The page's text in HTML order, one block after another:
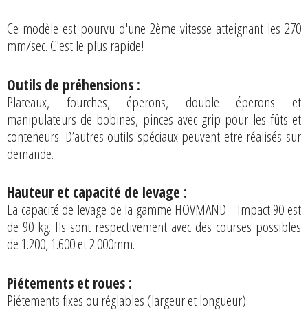
Ce modèle est pourvu d'une 2ème vitesse atteignant les 270
mm/sec. C'est le plus rapide!
Outils de préhensions :
Plateaux, fourches, éperons, double éperons et
manipulateurs de bobines, pinces avec grip pour les fûts et
conteneurs. D’autres outils spéciaux peuvent etre réalisés sur
demande.
Hauteur et capacité de levage :
La capacité de levage de la gamme HOVMAND - Impact 90 est
de 90 kg. Ils sont respectivement avec des courses possibles
de 1.200, 1.600 et 2.000mm.
Piétements et roues :
Piétements fixes ou réglables (largeur et longueur).